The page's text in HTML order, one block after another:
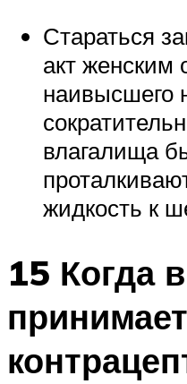
Стараться
акт женским
наивысшего
влагалища
жидкость к
15 Когда